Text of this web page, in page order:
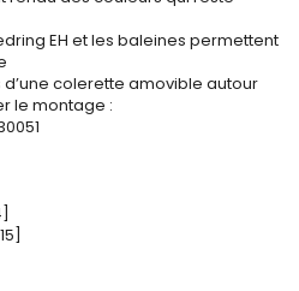
EH et les baleines permettent
d’une colerette amovible autour
le montage :